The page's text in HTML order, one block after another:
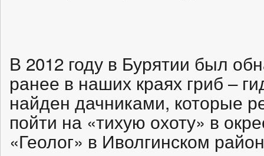
В 2012 году в Бурятии был
ранее в наших краях гриб –
найден дачниками, которые
пойти на «тихую охоту» в
«Геолог» в Иволгинском